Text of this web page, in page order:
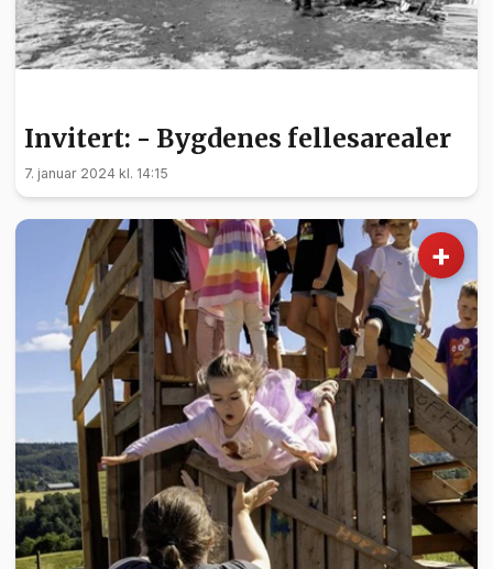
Invitert: - Bygdenes fellesarealer
7. januar 2024 kl. 14:15
+